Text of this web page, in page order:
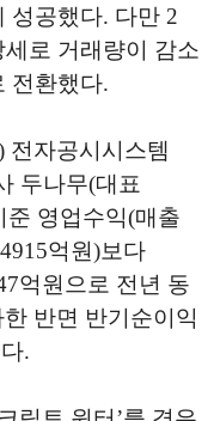
성공했다. 다만 2
로 거래량이 감소
전환했다.
전자공시시스템
두나무(대표
영업수익(매출
억원)보다
억원으로 전년 동
반면 반기순이익
.